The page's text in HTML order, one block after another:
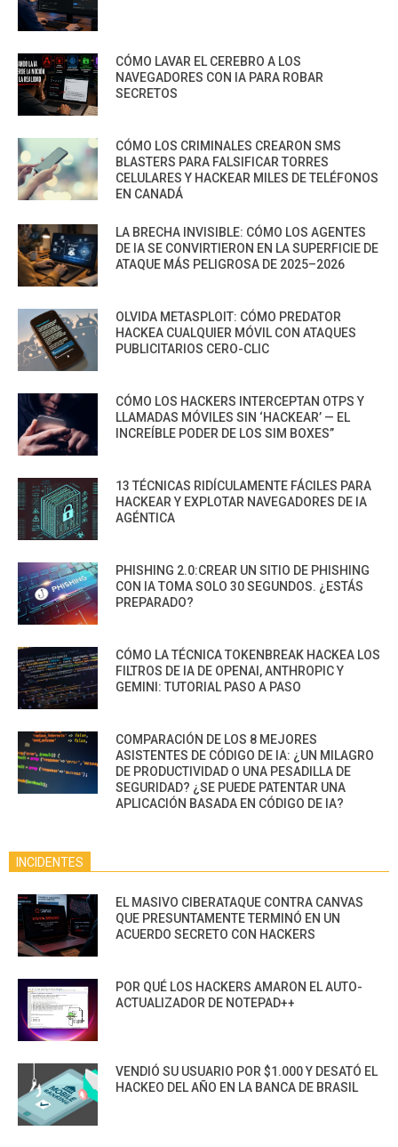
CÓMO LAVAR EL CEREBRO A LOS
NAVEGADORES CON IA PARA ROBAR
SECRETOS
CÓMO LOS CRIMINALES CREARON SMS
BLASTERS PARA FALSIFICAR TORRES
CELULARES Y HACKEAR MILES DE TELÉFONOS
EN CANADÁ
LA BRECHA INVISIBLE: CÓMO LOS AGENTES
DE IA SE CONVIRTIERON EN LA SUPERFICIE DE
ATAQUE MÁS PELIGROSA DE 2025–2026
OLVIDA METASPLOIT: CÓMO PREDATOR
HACKEA CUALQUIER MÓVIL CON ATAQUES
PUBLICITARIOS CERO-CLIC
CÓMO LOS HACKERS INTERCEPTAN OTPS Y
LLAMADAS MÓVILES SIN ‘HACKEAR’ — EL
INCREÍBLE PODER DE LOS SIM BOXES”
13 TÉCNICAS RIDÍCULAMENTE FÁCILES PARA
HACKEAR Y EXPLOTAR NAVEGADORES DE IA
AGÉNTICA
PHISHING 2.0:CREAR UN SITIO DE PHISHING
CON IA TOMA SOLO 30 SEGUNDOS. ¿ESTÁS
PREPARADO?
CÓMO LA TÉCNICA TOKENBREAK HACKEA LOS
FILTROS DE IA DE OPENAI, ANTHROPIC Y
GEMINI: TUTORIAL PASO A PASO
COMPARACIÓN DE LOS 8 MEJORES
ASISTENTES DE CÓDIGO DE IA: ¿UN MILAGRO
DE PRODUCTIVIDAD O UNA PESADILLA DE
SEGURIDAD? ¿SE PUEDE PATENTAR UNA
APLICACIÓN BASADA EN CÓDIGO DE IA?
INCIDENTES
EL MASIVO CIBERATAQUE CONTRA CANVAS
QUE PRESUNTAMENTE TERMINÓ EN UN
ACUERDO SECRETO CON HACKERS
POR QUÉ LOS HACKERS AMARON EL AUTO-
ACTUALIZADOR DE NOTEPAD++
VENDIÓ SU USUARIO POR $1.000 Y DESATÓ EL
HACKEO DEL AÑO EN LA BANCA DE BRASIL